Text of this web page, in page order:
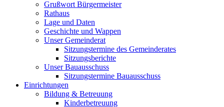
Grußwort Bürgermeister
Rathaus
Lage und Daten
Geschichte und Wappen
Unser Gemeinderat
Sitzungstermine des Gemeinderates
Sitzungsberichte
Unser Bauausschuss
Sitzungstermine Bauausschuss
Einrichtungen
Bildung & Betreuung
Kinderbetreuung